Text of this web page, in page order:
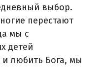
выбор.
перестают
мы с
детей
и любить Бога, мы